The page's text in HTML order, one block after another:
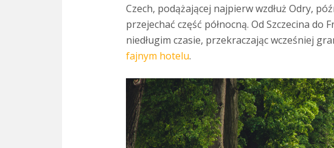
Czech, podążającej najpierw wzdłuż Odry,
przejechać część północną. Od Szczecina
niedługim czasie, przekraczając wcześniej
fajnym hotelu.